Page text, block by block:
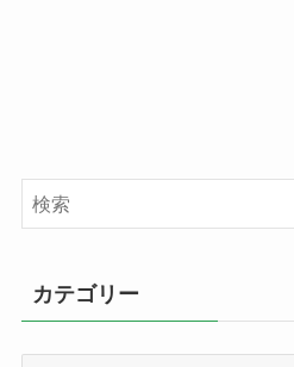
カテゴリー